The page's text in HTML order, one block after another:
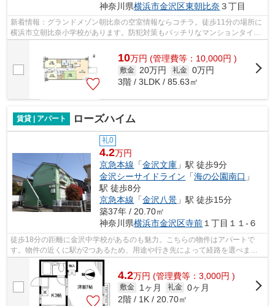
神奈川県横浜市金沢区東朝比奈 ３丁目
新着情報：グランドメゾン朝比奈の空室情報ならコチラ。徒歩11分の場所に
横浜市立朝比奈小学校があります。防犯対策もバッチリなマンションタイプ
10万円 (管理費等：10,000円 )
敷金 20万円 礼金 0万円
3階 / 3LDK / 85.63㎡
賃貸 | アパート ローズハイム
礼0
4.2万円
京急本線 「金沢文庫 」駅 徒歩9分
金沢シーサイドライン 「海の公園南口 」
駅 徒歩8分
京急本線 「金沢八景 」駅 徒歩15分
築37年 / 20.70㎡
神奈川県横浜市金沢区寺前１丁目１１-６
徒歩18分の距離に金沢中学校があるのも魅力。こちらの物件はアパートで
す。物件の近くに駅が2つあるため、用途や行き先によって経路を選べま
す。最上階のアパートです。できるだけ早め...
4.2万円 (管理費等：3,000円 )
敷金 1ヶ月 礼金 0ヶ月
2階 / 1K / 20.70㎡